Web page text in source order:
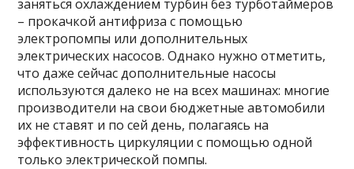
заняться охлаждением турбин без турботаймеров
– прокачкой антифриза с помощью
электропомпы или дополнительных
электрических насосов. Однако нужно отметить,
что даже сейчас дополнительные насосы
используются далеко не на всех машинах: многие
производители на свои бюджетные автомобили
их не ставят и по сей день, полагаясь на
эффективность циркуляции с помощью одной
только электрической помпы.